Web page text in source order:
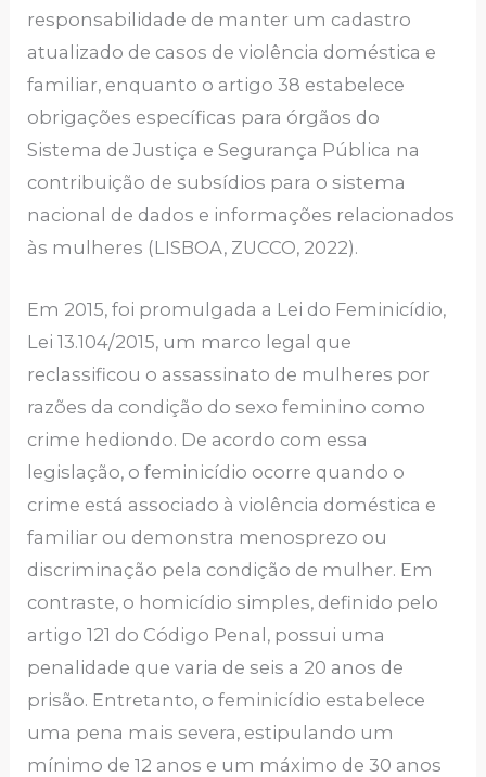
responsabilidade de manter um cadastro
atualizado de casos de violência doméstica e
familiar, enquanto o artigo 38 estabelece
obrigações específicas para órgãos do
Sistema de Justiça e Segurança Pública na
contribuição de subsídios para o sistema
nacional de dados e informações relacionados
às mulheres (LISBOA, ZUCCO, 2022).
Em 2015, foi promulgada a Lei do Feminicídio,
Lei 13.104/2015, um marco legal que
reclassificou o assassinato de mulheres por
razões da condição do sexo feminino como
crime hediondo. De acordo com essa
legislação, o feminicídio ocorre quando o
crime está associado à violência doméstica e
familiar ou demonstra menosprezo ou
discriminação pela condição de mulher. Em
contraste, o homicídio simples, definido pelo
artigo 121 do Código Penal, possui uma
penalidade que varia de seis a 20 anos de
prisão. Entretanto, o feminicídio estabelece
uma pena mais severa, estipulando um
mínimo de 12 anos e um máximo de 30 anos